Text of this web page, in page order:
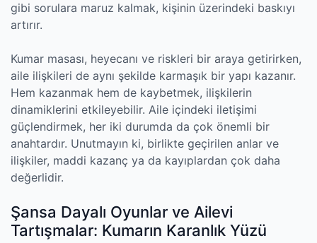
gibi sorulara maruz kalmak, kişinin üzerindeki baskıyı
artırır.
Kumar masası, heyecanı ve riskleri bir araya getirirken,
aile ilişkileri de aynı şekilde karmaşık bir yapı kazanır.
Hem kazanmak hem de kaybetmek, ilişkilerin
dinamiklerini etkileyebilir. Aile içindeki iletişimi
güçlendirmek, her iki durumda da çok önemli bir
anahtardır. Unutmayın ki, birlikte geçirilen anlar ve
ilişkiler, maddi kazanç ya da kayıplardan çok daha
değerlidir.
Şansa Dayalı Oyunlar ve Ailevi
Tartışmalar: Kumarın Karanlık Yüzü